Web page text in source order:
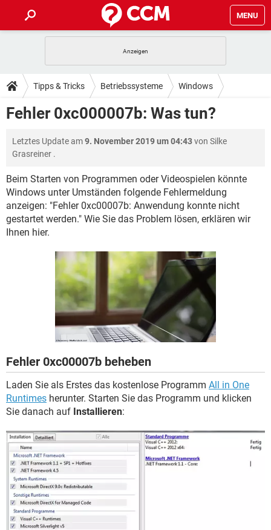
MENU
ANDROID IOS
WINDOWS 10 INSTAGRAM
FACEBOOK
TIPPS & TRICKS
SPIELE STREAMING
ANDROID IOS
WINDOWS 10 INSTAGRAM
FACEBOOK HARDWARE
DOWNLOADS
ANDROID
WHATSAPP TIKTOK
FACEBOOK HARDWARE
FORUM
ANDROID IOS
WINDOWS 10 INSTAGRAM
WHATSAPP TIKTOK
SPIELE STREAMING
ANDROID IOS
WINDOWS 10
TIKTOK
HARDWARE
Tipps & Tricks Betriebssysteme Windows
Fehler 0xc000007b: Was tun?
Letztes Update am9. November 2019 um 04:43von Silke
Grasreiner .
Beim Starten von Programmen oder Videospielen könnte
Windows unter Umständen folgende Fehlermeldung
anzeigen: "Fehler 0xc00007b: Anwendung konnte nicht
gestartet werden." Wie Sie das Problem lösen, erklären wir
Ihnen hier.
Fehler 0xc00007b beheben
Laden Sie als Erstes das kostenlose Programm All in One
Runtimes herunter. Starten Sie das Programm und klicken
Sie danach auf Installieren: